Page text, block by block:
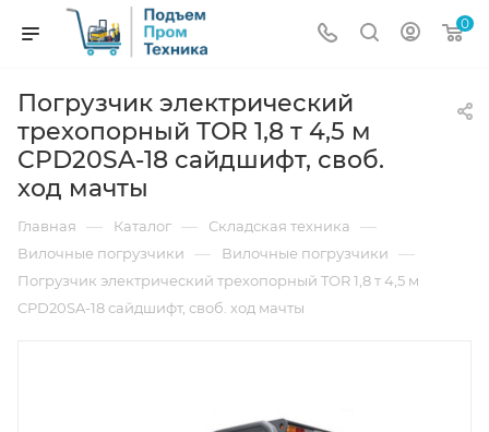
0
Погрузчик электрический
трехопорный TOR 1,8 т 4,5 м
CPD20SA-18 сайдшифт, своб.
ход мачты
Главная — Каталог — Складская техника —
Вилочные погрузчики — Вилочные погрузчики —
Погрузчик электрический трехопорный TOR 1,8 т 4,5 м
CPD20SA-18 сайдшифт, своб. ход мачты